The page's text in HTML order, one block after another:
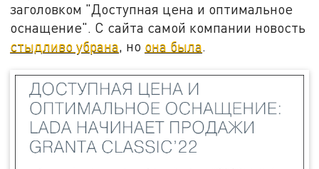
заголовком "Доступная цена и оптимальное
оснащение". С сайта самой компании новость
стыдливо убрана, но она была.